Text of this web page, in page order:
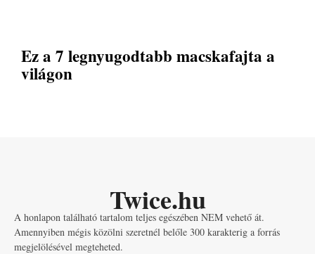
Ez a 7 legnyugodtabb macskafajta a
világon
Twice.hu
A honlapon található tartalom teljes egészében NEM vehető át.
Amennyiben mégis közölni szeretnél belőle 300 karakterig a forrás
megjelölésével megteheted.